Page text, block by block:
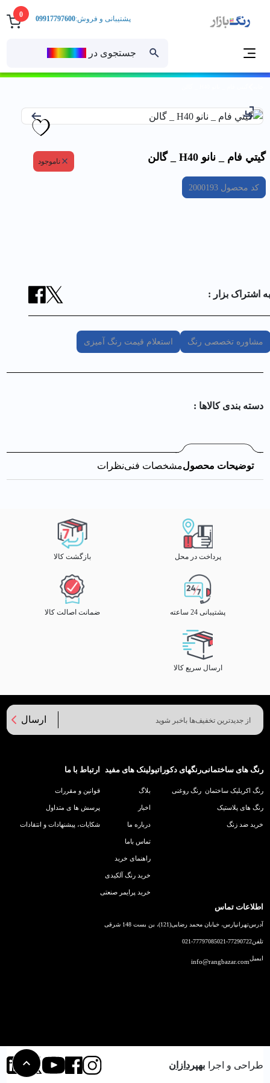
0
جستجوی در
پشتیبانی و فروش:09917797600
گيتي فام _ نانو H40 _ گالن ناموجود
کد محصول2000193
به اشتراک بزار :
مشاوره تخصصی رنگ استعلام قیمت رنگ آمیزی
دسته بندی کالا‌ها :
توضیحات محصولمشخصات فنینظرات
پرداخت در محل بازگشت کالا
پشتیبانی 24 ساعته ضمانت اصالت کالا
ارسال سریع کالا
ارسال
رنگ های ساختمانی
رنگ اکریلیک ساختمان
رنگ های پلاستیک
خرید ضد زنگ
رنگهای دکوراتیو
رنگ روغنی
لینک های مفید
بلاگ
اخبار
درباره ما
تماس باما
راهنمای خرید
خرید رنگ آلکیدی
خرید پرایمر صنعتی
ارتباط با ما
قوانین و مقررات
پرسش ها ی متداول
شکایات، پیشنهادات و انتقادات
اطلاعات تماس
آدرستهرانپارس، خیابان محمد رضایی(121)، بن بست 148 شرقی
تلفن021-77290722
021-77797085
ایمیلinfo@rangbazar.com
طراحی و اجرا بهپردازان